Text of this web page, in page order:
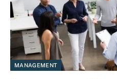
MANAGEMENT